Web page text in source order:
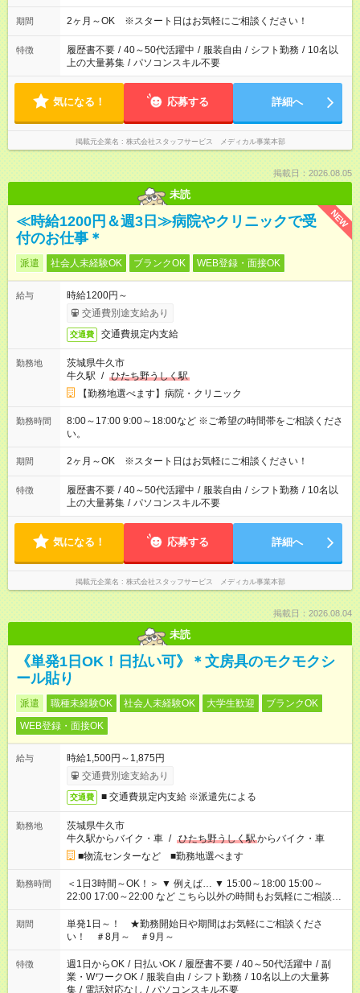
期間 2ヶ月～OK ※スタート日はお気軽にご相談ください！
特徴 履歴書不要 / 40～50代活躍中 / 服装自由 / シフト勤務 / 10名以
上の大量募集 / パソコンスキル不要
気になる！ 応募する 詳細へ
掲載元企業名 株式会社スタッフサービス メディカル事業本部
掲載日：2026.08.05
未読
NEW
≪時給1200円＆週3日≫病院やクリニックで受
付のお仕事＊
派遣 社会人未経験OK ブランクOK WEB登録・面接OK
給与
時給1200円～
交通費別途支給あり
交通費 交通費規定内支給
勤務地
茨城県牛久市
牛久駅 / ひたち野うしく駅
【勤務地選べます】病院・クリニック
勤務時間
8:00～17:00 9:00～18:00など ※ご希望の時間帯をご相談くださ
い。
期間 2ヶ月～OK ※スタート日はお気軽にご相談ください！
特徴 履歴書不要 / 40～50代活躍中 / 服装自由 / シフト勤務 / 10名以
上の大量募集 / パソコンスキル不要
気になる！ 応募する 詳細へ
掲載元企業名 株式会社スタッフサービス メディカル事業本部
掲載日：2026.08.04
未読
《単発1日OK！日払い可》＊文房具のモクモクシ
ール貼り
派遣 職種未経験OK 社会人未経験OK 大学生歓迎
ブランクOK
WEB登録・面接OK
給与
時給1,500円～1,875円
交通費別途支給あり
交通費 ■ 交通費規定内支給 ※派遣先による
勤務地
茨城県牛久市
牛久駅からバイク・車 / ひたち野うしく駅からバイク・車
■物流センターなど ■勤務地選べます
勤務時間
＜1日3時間～OK！＞ ▼ 例えば… ▼ 15:00～18:00 15:00～
22:00 17:00～22:00 など こちら以外の時間もお気軽にご相談く
ださい！
期間
単発1日～！ ★勤務開始日や期間はお気軽にご相談くださ
い！ ＃8月～ ＃9月～
特徴 週1日からOK / 日払いOK / 履歴書不要 / 40～50代活躍中 / 副
業・WワークOK / 服装自由 / シフト勤務 / 10名以上の大量募
集 / 電話対応なし / パソコンスキル不要